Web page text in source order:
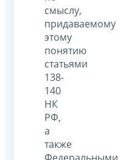
смыслу,
придаваемому
этому
понятию
статьями
138-
140
НК
РФ,
а
также